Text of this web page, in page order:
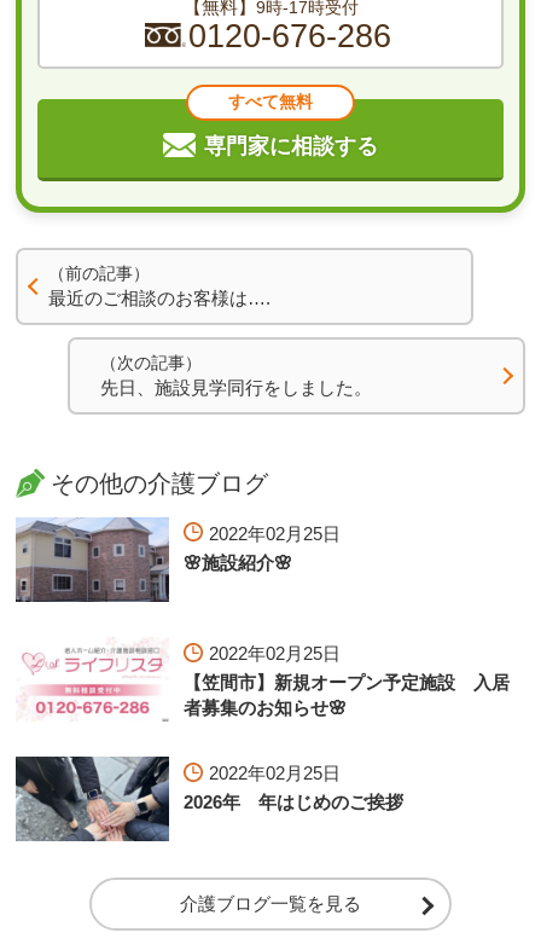
0120-676-286
【無料】 9時-17時受付
すべて無料
専門家に相談する
（前の記事）
最近のご相談のお客様は….
（次の記事）
先日、施設見学同行をしました。
その他の介護ブログ
2022年02月25日
🌸施設紹介🌸
2022年02月25日
【笠間市】新規オープン予定施設 入居
者募集のお知らせ🌸
2022年02月25日
2026年 年はじめのご挨拶
介護ブログ一覧を見る